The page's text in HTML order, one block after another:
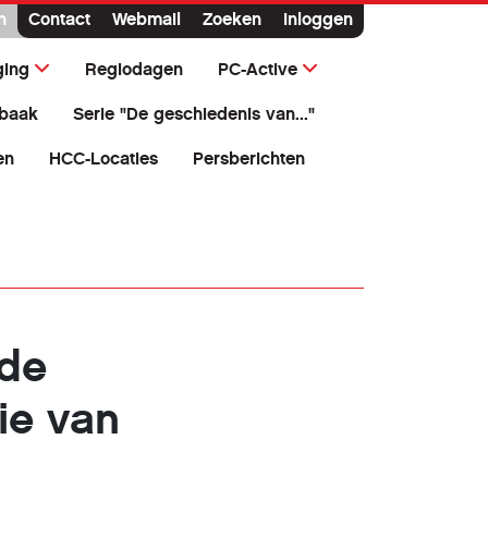
Contact Webmail Zoeken Inloggen
Regiodagen PC-Active
Serie "De geschiedenis van..."
HCC-Locaties Persberichten
van